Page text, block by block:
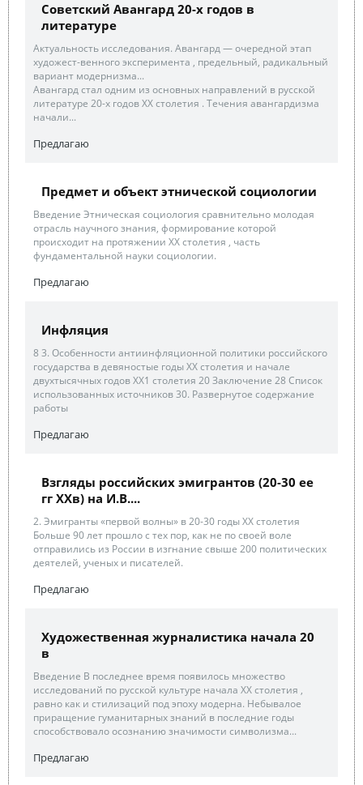
Советский Авангард 20-х годов в
литературе
Актуальность исследования. Авангард — очередной этап
художест-венного эксперимента , предельный, радикальный
вариант модернизма...
Авангард стал одним из основных направлений в русской
литературе 20-х годов ХХ столетия . Течения авангардизма
начали...
Предлагаю
Предмет и объект этнической социологии
Введение Этническая социология сравнительно молодая
отрасль научного знания, формирование которой
происходит на протяжении ХХ столетия , часть
фундаментальной науки социологии.
Предлагаю
Инфляция
8 3. Особенности антиинфляционной политики российского
государства в девяностые годы ХХ столетия и начале
двухтысячных годов ХХ1 столетия 20 Заключение 28 Список
использованных источников 30. Развернутое содержание
работы
Предлагаю
Взгляды российских эмигрантов (20-30 ее
гг XXв) на И.В....
2. Эмигранты «первой волны» в 20-30 годы ХХ столетия
Больше 90 лет прошло с тех пор, как не по своей воле
отправились из России в изгнание свыше 200 политических
деятелей, ученых и писателей.
Предлагаю
Художественная журналистика начала 20
в
Введение В последнее время появилось множество
исследований по русской культуре начала ХХ столетия ,
равно как и стилизаций под эпоху модерна. Небывалое
приращение гуманитарных знаний в последние годы
способствовало осознанию значимости символизма...
Предлагаю